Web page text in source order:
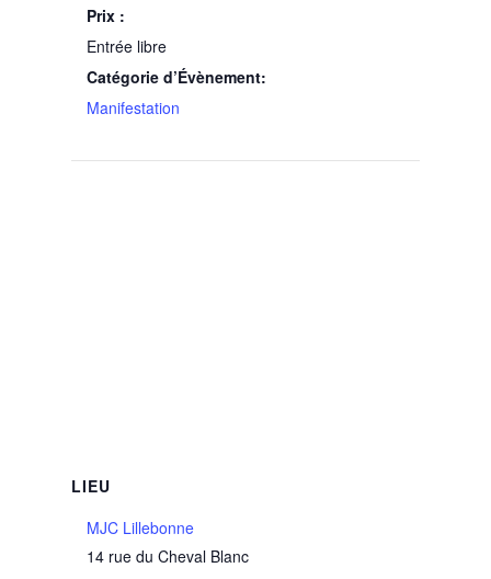
Prix :
Entrée libre
Catégorie d’Évènement:
Manifestation
LIEU
MJC Lillebonne
14 rue du Cheval Blanc